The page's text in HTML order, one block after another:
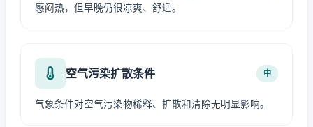
感闷热，但早晚仍很凉爽、舒适。
空气污染扩散条件 中
气象条件对空气污染物稀释、扩散和清除无明显影响。